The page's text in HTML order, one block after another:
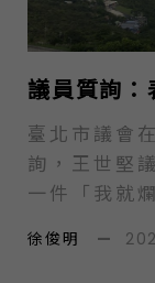
的、功能與
是實事求是
觀點，剖析
素影響？ 資訊政治學的觀點 在台灣，不
同縣市的口
台北市每位
不可能無止
議員質詢：
臺北市議會
詢，王世堅
一件「我就
題。每當新
徐俊明 —